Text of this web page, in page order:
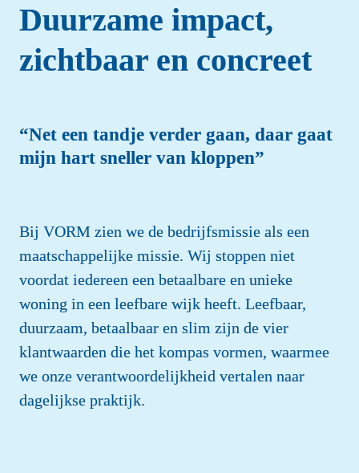
Duurzame impact,
zichtbaar en concreet
“Net een tandje verder gaan, daar gaat
mijn hart sneller van kloppen”
Bij VORM zien we de bedrijfsmissie als een
maatschappelijke missie. Wij stoppen niet
voordat iedereen een betaalbare en unieke
woning in een leefbare wijk heeft. Leefbaar,
duurzaam, betaalbaar en slim zijn de vier
klantwaarden die het kompas vormen, waarmee
we onze verantwoordelijkheid vertalen naar
dagelijkse praktijk.